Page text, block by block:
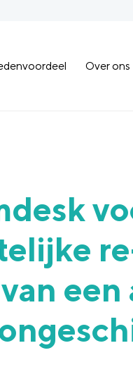
Over ons
een